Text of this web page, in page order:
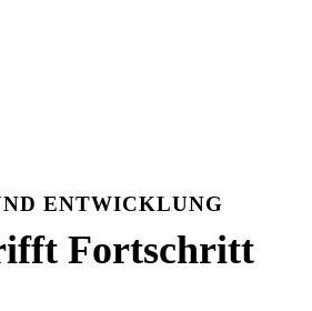
ENTWICKLUNG
Fortschritt